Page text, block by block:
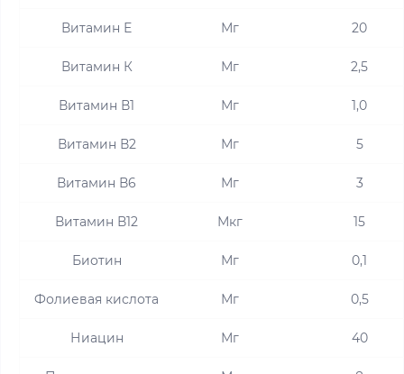
Витамин Е Мг 20
Витамин К Мг 2,5
Витамин В1 Мг 1,0
Витамин В2 Мг 5
Витамин В6 Мг 3
Витамин В12 Мкг 15
Биотин Мг 0,1
Фолиевая кислота Мг 0,5
Ниацин Мг 40